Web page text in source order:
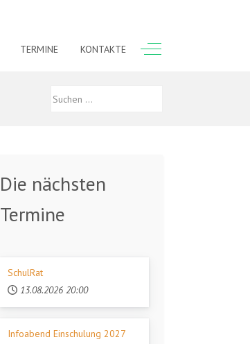
TERMINE KONTAKTE Off-Canvas Toggle
Die nächsten
Termine
SchulRat
13.08.2026 20:00
Infoabend Einschulung 2027